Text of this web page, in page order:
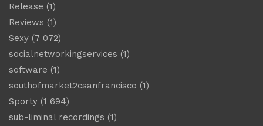
Release (1)
Reviews (1)
Sexy (7 072)
socialnetworkingservices (1)
software (1)
southofmarket2csanfrancisco (1)
Sporty (1 694)
sub-liminal recordings (1)